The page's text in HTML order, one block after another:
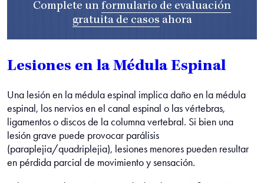
Complete un formulario de evaluación
gratuita de casos ahora
Lesiones en la Médula Espinal
Una lesión en la médula espinal implica daño en la médula
espinal, los nervios en el canal espinal o las vértebras,
ligamentos o discos de la columna vertebral. Si bien una
lesión grave puede provocar parálisis
(paraplejia/quadriplejia), lesiones menores pueden resultar
en pérdida parcial de movimiento y sensación.